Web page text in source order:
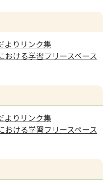
よりリンク集
おける学習フリースペース
よりリンク集
おける学習フリースペース